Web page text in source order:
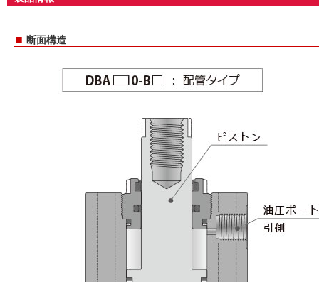
■ 断面構造